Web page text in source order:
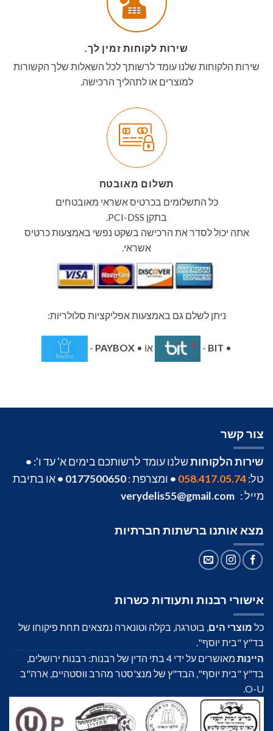
שירות לקוחות זמין לך.
שירות הלקוחות שלנו עומד לרשותך לכל השאלות שלך הקשורות
למוצרים או לתהליך הרכישה.
תשלום מאובטח
כל התשלומים בכרטיס אשראי מאובטחים
בתקן PCI-DSS.
אתה יכול לסדר את הרכישה בשקט נפשי באמצעות כרטיס
אשראי.
ניתן לשלם גם באמצעות אפליקציות סלולריות:
•
BIT
- או •PAYBOX
-
צור קשר
שירות הלקוחותשלנו עומד לרשותכם בימים א' עד ו': •
טל:058.417.05.74
• ומצרפת :0177500650
•או בתיבת
מייל : verydelis55@gmail.com
מצא אותנו ברשתות חברתיות
אישורי רבנות ותעודות כשרות
כל מוצרי הים, בוטרגה, בקלה וטונארה נמצאים תחת פיקוחו של
בד"ץ "בית יוסף".
היינות
מאושרים על ידי 4 בתי הדין של רבנות: רבנות ירושלים,
בד"ץ "בית יוסף", הבד"ץ של מנצ'סטר מהרב ווסטהיים, ארה"ב
O-U.